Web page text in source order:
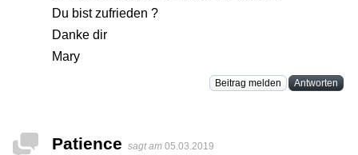
Du bist zufrieden ?
Danke dir
Mary
Beitrag melden Antworten
Patience sagt am 05.03.2019